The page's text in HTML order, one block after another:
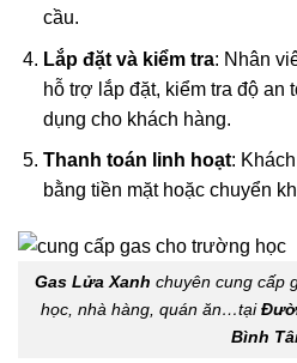
cầu.
Lắp đặt và kiểm tra: Nhân
hỗ trợ lắp đặt, kiểm tra độ
dụng cho khách hàng.
Thanh toán linh hoạt:
bằng tiền mặt hoặc chuyển
Gas Lửa Xanh chuyên cung cấp
học, nhà hàng, quán ăn…tại
Bình